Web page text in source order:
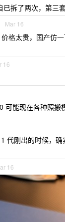
已拆了两次，第三
Mar 16
格太贵，国产仿
16
可能现在各种照搬
代刚出的时候，
16